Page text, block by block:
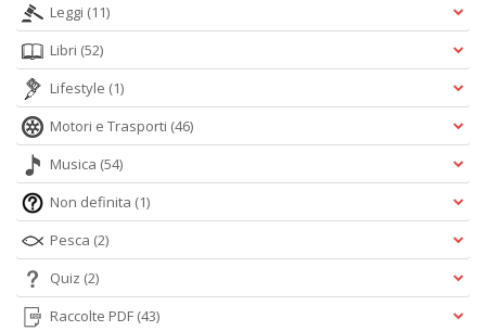
Leggi (11)
Libri (52)
Lifestyle (1)
Motori e Trasporti (46)
Musica (54)
Non definita (1)
Pesca (2)
Quiz (2)
Raccolte PDF (43)